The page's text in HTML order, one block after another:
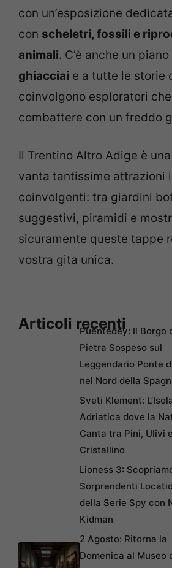
con un’esposizione
con scheletri, fossili e
animali. C’è anche un
ghiacciai e a tutte le storie
coinvolgono esploratori
combattere con un freddo
Il Trentino Altro Adige è
vanta tantissime attrazioni
coinvolgenti: tra giardini
suggestivi, piramidi e
sicuramente queste tappe
vostra gita unica.
Articoli recenti
Puentedey: Il Borgo
Pietra Sospeso sul
Leggendario Ponte
nel Nord della
Sveti Klement:
Adriatica dove la
Canta tra Pini, Ulivi
Cristallino
Lioness 3:
Sorprendenti
della Serie Spy con
Kidman
2 Agosto: Ritorna la
Domenica al Museo